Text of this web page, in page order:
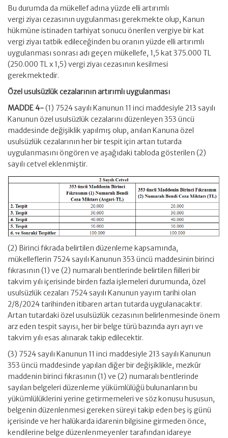
Bu durumda da mükellef adına yüzde elli artırımlı
vergi ziyaı cezasının uygulanması gerekmekte olup, Kanun
hükmüne istinaden tarhiyat sonucu önerilen vergiye bir kat
vergi ziyaı tatbik edileceğinden bu oranın yüzde elli artırımlı
uygulanması sonrası adı geçen mükellefe, 1,5 kat 375.000 TL
(250.000 TL x 1,5) vergi ziyaı cezasının kesilmesi
gerekmektedir.
Özel usulsüzlük cezalarının artırımlı uygulanması
MADDE 4-(1) 7524 sayılı Kanunun 11 inci maddesiyle 213 sayılı
Kanunun özel usulsüzlük cezalarını düzenleyen 353 üncü
maddesinde değişiklik yapılmış olup, anılan Kanuna özel
usulsüzlük cezalarının her bir tespit için artan tutarda
uygulanmasını öngören ve aşağıdaki tabloda gösterilen (2)
sayılı cetvel eklenmiştir.
(2) Birinci fıkrada belirtilen düzenleme kapsamında,
mükelleflerin 7524 sayılı Kanunun 353 üncü maddesinin birinci
fıkrasının (1) ve (2) numaralı bentlerinde belirtilen fiilleri bir
takvim yılı içerisinde birden fazla işlemeleri durumunda, özel
usulsüzlük cezaları 7524 sayılı Kanunun yayım tarihi olan
2/8/2024 tarihinden itibaren artan tutarda uygulanacaktır.
Artan tutardaki özel usulsüzlük cezasının belirlenmesinde önem
arz eden tespit sayısı, her bir belge türü bazında ayrı ayrı ve
takvim yılı esas alınarak takip edilecektir.
(3) 7524 sayılı Kanunun 11 inci maddesiyle 213 sayılı Kanunun
353 üncü maddesinde yapılan diğer bir değişiklikle, mezkûr
maddenin birinci fıkrasının (1) ve (2) numaralı bentlerinde
sayılan belgeleri düzenleme yükümlülüğü bulunanların bu
yükümlülüklerini yerine getirmemeleri ve söz konusu hususun,
belgenin düzenlenmesi gereken süreyi takip eden beş iş günü
içerisinde ve her halükarda idarenin bilgisine girmeden önce,
kendilerine belge düzenlenmeyenler tarafından idareye